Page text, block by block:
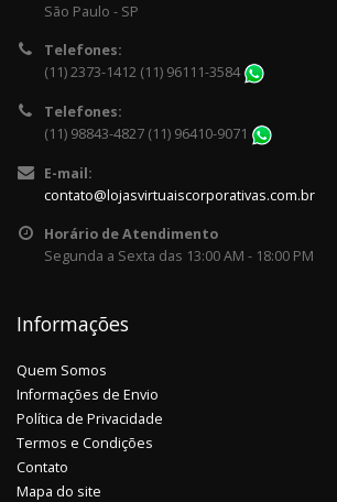
São Paulo - SP
Telefones:
(11) 2373-1412 (11) 96111-3584
Telefones:
(11) 98843-4827 (11) 96410-9071
E-mail:
contato@lojasvirtuaiscorporativas.com.br
Horário de Atendimento
Segunda a Sexta das 13:00 AM - 18:00 PM
Informações
Quem Somos
Informações de Envio
Política de Privacidade
Termos e Condições
Contato
Mapa do site